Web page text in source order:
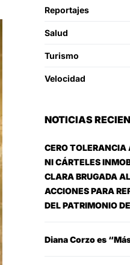
Reportajes
Salud
Turismo
Velocidad
NOTICIAS
CERO TOLERANCIA
NI CÁRTELES
CLARA BRUGADA
ACCIONES PARA
DEL PATRIMONIO
Diana Corzo es